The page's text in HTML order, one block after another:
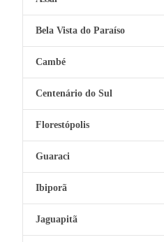
Bela Vista do Paraíso
Cambé
Centenário do Sul
Florestópolis
Guaraci
Ibiporã
Jaguapitã